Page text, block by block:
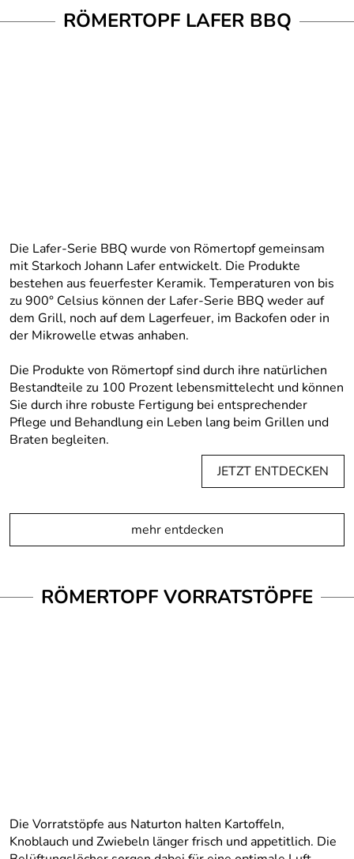
RÖMERTOPF LAFER BBQ
Die Lafer-Serie BBQ wurde von Römertopf gemeinsam
mit Starkoch Johann Lafer entwickelt. Die Produkte
bestehen aus feuerfester Keramik. Temperaturen von bis
zu 900° Celsius können der Lafer-Serie BBQ weder auf
dem Grill, noch auf dem Lagerfeuer, im Backofen oder in
der Mikrowelle etwas anhaben.
Die Produkte von Römertopf sind durch ihre natürlichen
Bestandteile zu 100 Prozent lebensmittelecht und können
Sie durch ihre robuste Fertigung bei entsprechender
Pflege und Behandlung ein Leben lang beim Grillen und
Braten begleiten.
JETZT ENTDECKEN
mehr entdecken
RÖMERTOPF VORRATSTÖPFE
Die Vorratstöpfe aus Naturton halten Kartoffeln,
Knoblauch und Zwiebeln länger frisch und appetitlich. Die